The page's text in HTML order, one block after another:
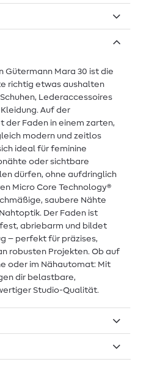
Gütermann Mara 30 ist die
richtig etwas aushalten
Lederaccessoires
Auf der
der Faden in einem zarten,
modern und zeitlos
ideal für feminine
oder sichtbare
dürfen, ohne aufdringlich
Micro Core Technology®
saubere Nähte
Der Faden ist
abriebarm und bildet
– perfekt für präzises,
robusten Projekten. Ob auf
oder im Nähautomat: Mit
dir belastbare,
Studio-Qualität.